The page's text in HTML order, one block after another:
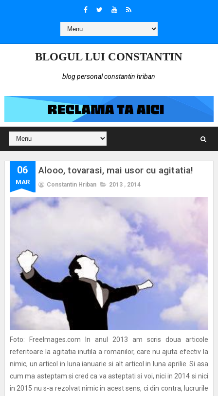
BLOGUL LUI CONSTANTIN
blog personal constantin hriban
06
MAR
Alooo, tovarasi, mai usor cu agitatia!
Constantin Hriban 2013 , 2014
Foto: FreeImages.com In anul 2013 am scris doua articole
referitoare la agitatia inutila a romanilor, care nu ajuta efectiv la
nimic, un articol in luna ianuarie si alt articol in luna aprilie. Si asa
cum ma asteptam si cred ca va asteptati si voi, nici in 2014 si nici
in 2015 nu s-a rezolvat nimic in acest sens, ci din contra, lucrurile